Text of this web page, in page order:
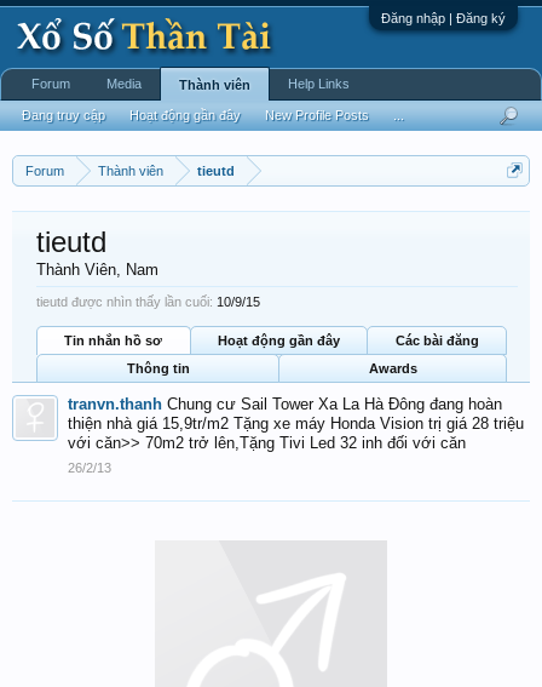
Đăng nhập | Đăng ký
Forum Thành viên tieutd
tieutd
Thành Viên, Nam
tieutd được nhìn thấy lần cuối: 10/9/15
Tin nhắn hồ sơ Hoạt động gần đây
Các bài đăng
Thông tin
Awards
tranvn.thanh Chung cư Sail Tower Xa La Hà Đông đang hoàn
thiện nhà giá 15,9tr/m2 Tặng xe máy Honda Vision trị giá 28 triệu
với căn>> 70m2 trở lên,Tặng Tivi Led 32 inh đối với căn
26/2/13
Forum Media Thành viên
Đang truy cập Hoạt động gần đây New Profile Posts
Help Links